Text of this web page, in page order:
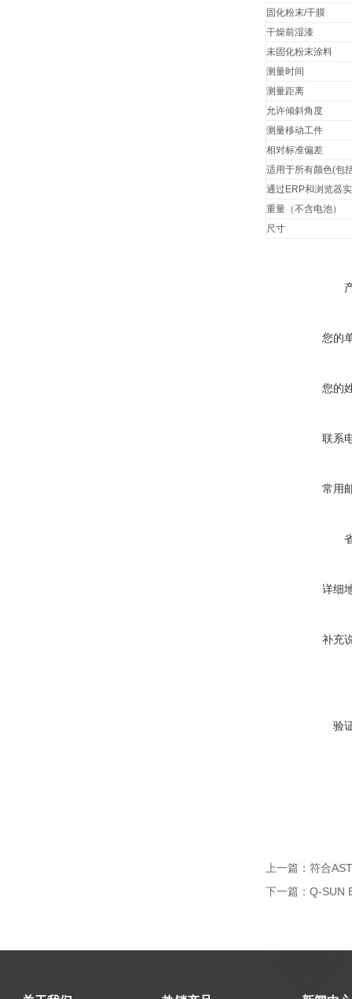
固化粉末/干膜
干燥前湿漆
未固化粉末涂料
测量时间
测量距离
允许倾斜角度
测量移动工件
相对标准偏差
适用于所有颜色(包
通过ERP和浏览器
重量（不含电池）
尺寸
您的
您的
联系
常用
详细
补充
验
上一篇： 符合
下一篇： Q-SUN